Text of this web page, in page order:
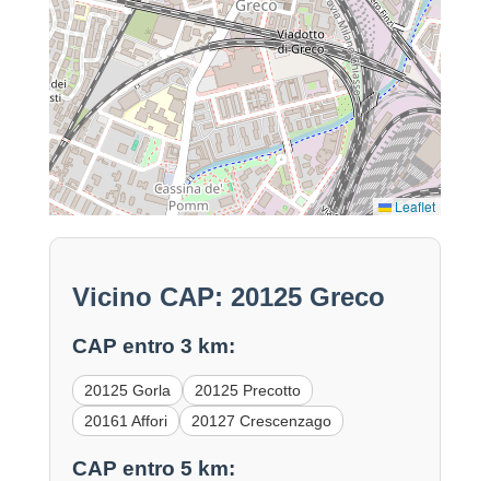
Leaflet
Vicino CAP: 20125 Greco
CAP entro 3 km:
20125 Gorla
20125 Precotto
20161 Affori
20127 Crescenzago
CAP entro 5 km: